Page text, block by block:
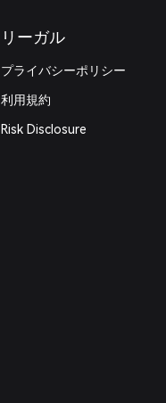
リーガル
プライバシーポリシー
利用規約
Risk Disclosure